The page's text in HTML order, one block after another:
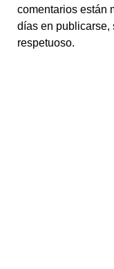
comentarios están
días en publicarse,
respetuoso.